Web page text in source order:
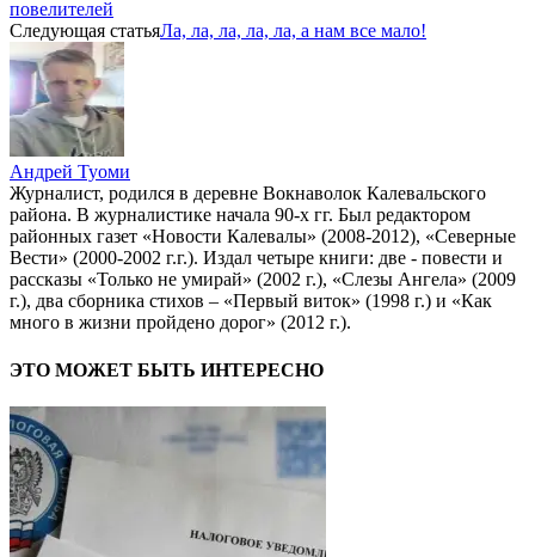
повелителей
Следующая статьяЛа, ла, ла, ла, ла, а нам все мало!
Андрей Туоми
Журналист, родился в деревне Вокнаволок Калевальского
района. В журналистике начала 90-х гг. Был редактором
районных газет «Новости Калевалы» (2008-2012), «Северные
Вести» (2000-2002 г.г.). Издал четыре книги: две - повести и
рассказы «Только не умирай» (2002 г.), «Слезы Ангела» (2009
г.), два сборника стихов – «Первый виток» (1998 г.) и «Как
много в жизни пройдено дорог» (2012 г.).
ЭТО МОЖЕТ БЫТЬ ИНТЕРЕСНО